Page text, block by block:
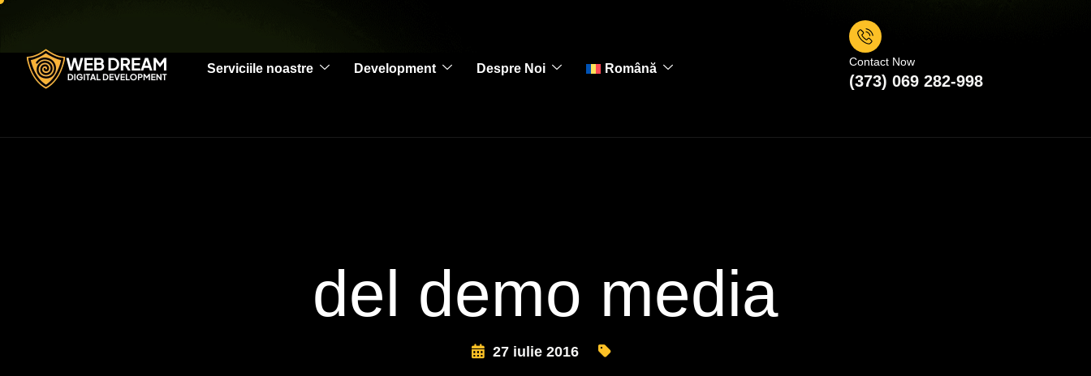
Serviciile noastre Development Despre Noi Română Contact Now
(373) 069 282-998
del demo media
27 iulie 2016